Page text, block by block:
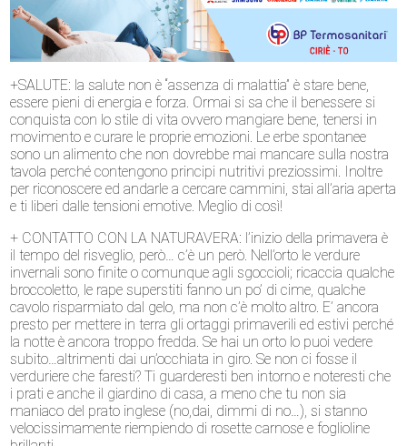
+SALUTE: la salute non è “assenza di malattia” è stare bene,
essere pieni di energia e forza. Ormai si sa che il benessere si
conquista con lo stile di vita ovvero mangiare bene, tenersi in
movimento e curare le proprie emozioni. Le erbe spontanee
sono un alimento che non dovrebbe mai mancare sulla nostra
tavola perché contengono principi nutritivi preziossimi. Inoltre
per riconoscere ed andarle a cercare cammini, stai all’aria aperta
e ti liberi dalle tensioni emotive. Meglio di così!
+ CONTATTO CON LA NATURAVERA: l’inizio della primavera è
il tempo del risveglio, però… c’è un però. Nell’orto le verdure
invernali sono finite o comunque agli sgoccioli; ricaccia qualche
broccoletto, le rape superstiti fanno un po’ di cime, qualche
cavolo risparmiato dal gelo, ma non c’è molto altro. E’ ancora
presto per mettere in terra gli ortaggi primaverili ed estivi perché
la notte è ancora troppo fredda. Se hai un orto lo puoi vedere
subito…altrimenti dai un’occhiata in giro. Se non ci fosse il
verduriere che faresti? Ti guarderesti ben intorno e noteresti che
i prati e anche il giardino di casa, a meno che tu non sia
maniaco del prato inglese (no,dai, dimmi di no…), si stanno
velocissimamente riempiendo di rosette carnose e foglioline